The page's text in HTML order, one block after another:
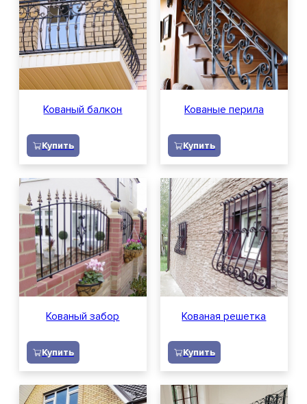
Кованый балкон
Купить
Кованые перила
Купить
Кованый забор
Купить
Кованая решетка
Купить